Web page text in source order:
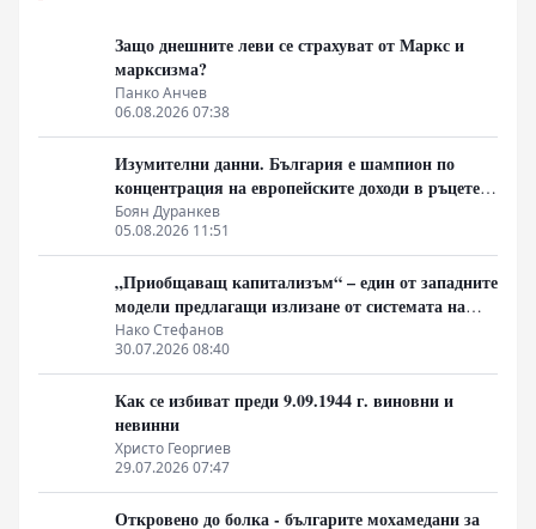
Защо днешните леви се страхуват от Маркс и
марксизма?
Панко Анчев
06.08.2026 07:38
Изумителни данни. България е шампион по
концентрация на европейските доходи в ръцете
на най-богатия 1%, надминава и САЩ
Боян Дуранкев
05.08.2026 11:51
„Приобщаващ капитализъм“ – един от западните
модели предлагащи излизане от системата на
неолиберализма
Нако Стефанов
30.07.2026 08:40
Как се избиват преди 9.09.1944 г. виновни и
невинни
Христо Георгиев
29.07.2026 07:47
Откровено до болка - българите мохамедани за